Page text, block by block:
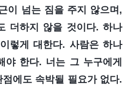
이 넘는 짐을 주지 않으며,
더하지 않을 것이다. 하나
렇게 대한다. 사람은 하나
야 한다. 너는 그 누구에게
에도 속박될 필요가 없다.